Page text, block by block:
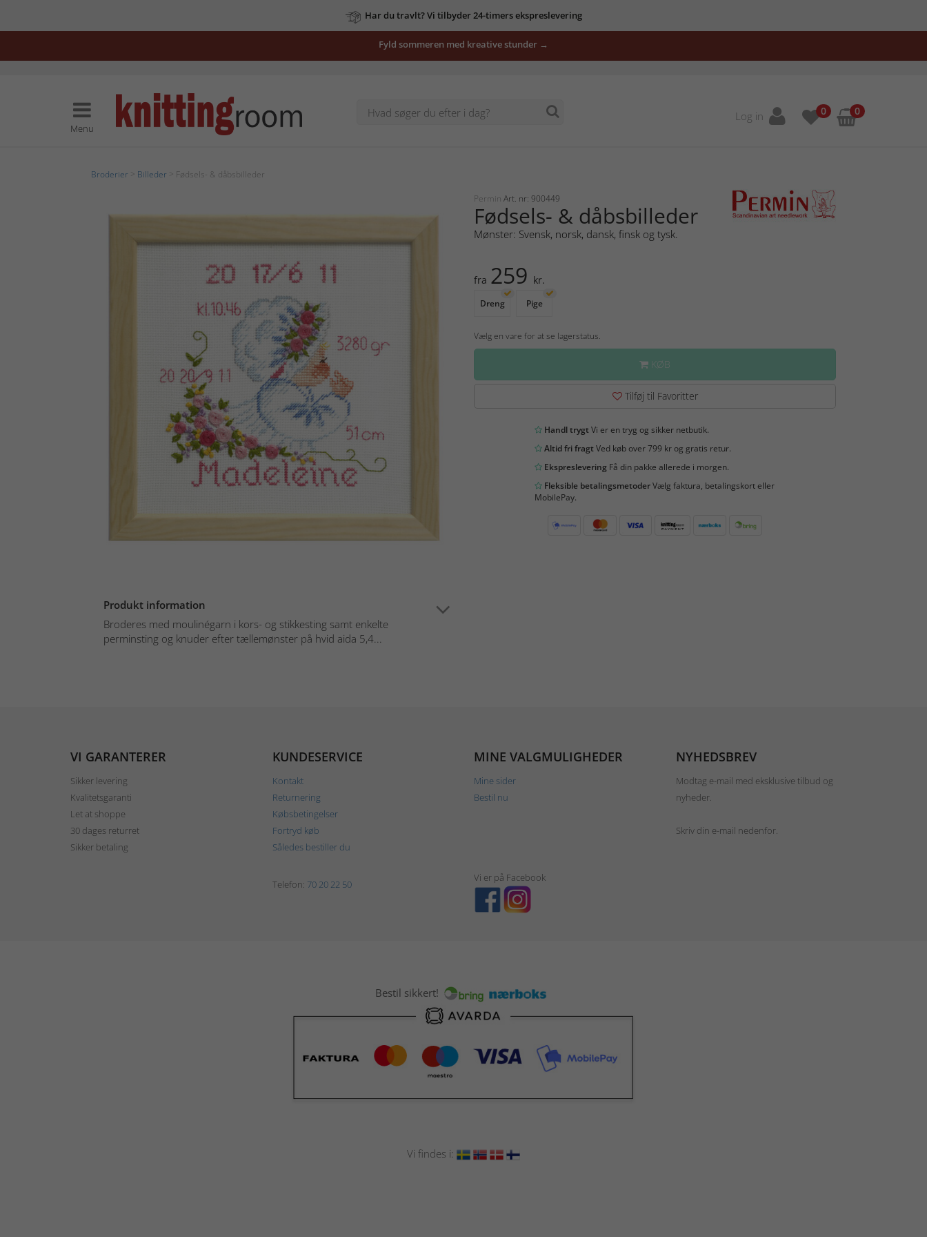
Har du travlt? Vi tilbyder 24-timers ekspreslevering
Fyld sommeren med kreative stunder →
Menu
Log in 0 0
Broderier Billeder > Fødsels- & dåbsbilleder
Produkt information
Broderes med moulinégarn i kors- og stikkesting samt enkelte
perminsting og knuder efter tællemønster på hvid aida 5,4...
Permin Art. nr: 900449
Fødsels- & dåbsbilleder
Mønster: Svensk, norsk, dansk, finsk og tysk.
fra 259 kr.
Dreng Pige
Vælg en vare for at se lagerstatus.
KØB
Tilføj til Favoritter
Handl trygtVi er en tryg og sikker netbutik.
Altid fri fragtVed køb over 799 kr og gratis retur.
EkspresleveringFå din pakke allerede i morgen.
Fleksible betalingsmetoderVælg faktura, betalingskort eller
MobilePay.
VI GARANTERER
Sikker levering
Kvalitetsgaranti
Let at shoppe
30 dages returret
Sikker betaling
KUNDESERVICE
Kontakt
Returnering
Købsbetingelser
Fortryd køb
Således bestiller du
MINE VALGMULIGHEDER
Mine sider
Bestil nu
NYHEDSBREV
Modtag e-mail med eksklusive tilbud og
nyheder.
Skriv din e-mail nedenfor.
Telefon: 70 20 22 50
Vi er på Facebook
Bestil sikkert!
Vi findes i: